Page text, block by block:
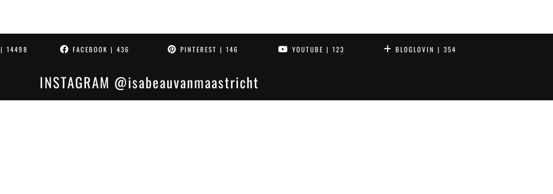
| 14498 FACEBOOK | 436 PINTEREST | 146 YOUTUBE | 123 BLOGLOVIN | 354
INSTAGRAM @isabeauvanmaastricht